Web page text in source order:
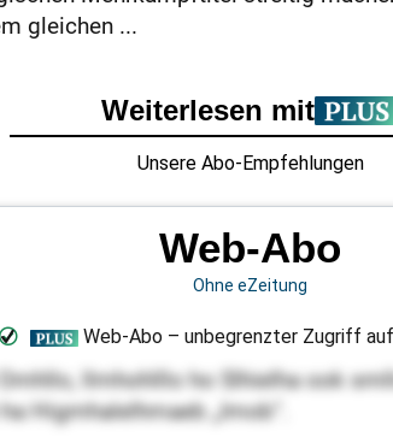
gleichen ...
llmhohlllo ho Slhielha ook
Higmhalelhmaeb „Imob“.